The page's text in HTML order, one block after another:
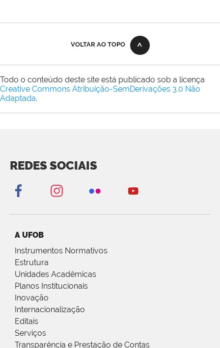
VOLTAR AO TOPO
Todo o conteúdo deste site está publicado sob a licença
Creative Commons Atribuição-SemDerivações 3.0 Não
Adaptada.
REDES SOCIAIS
A UFOB
Instrumentos Normativos
Estrutura
Unidades Acadêmicas
Planos Institucionais
Inovação
Internacionalização
Editais
Serviços
Transparência e Prestação de Contas